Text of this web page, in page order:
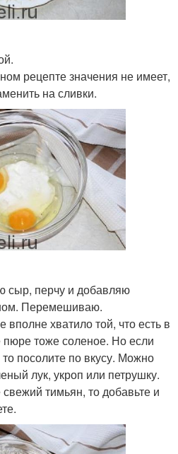
рецепте значения не имеет,
на сливки.
сыр, перчу и добавляю
Перемешиваю.
хватило той, что есть в
тоже соленое. Но если
посолите по вкусу. Можно
лук, укроп или петрушку.
тимьян, то добавьте и